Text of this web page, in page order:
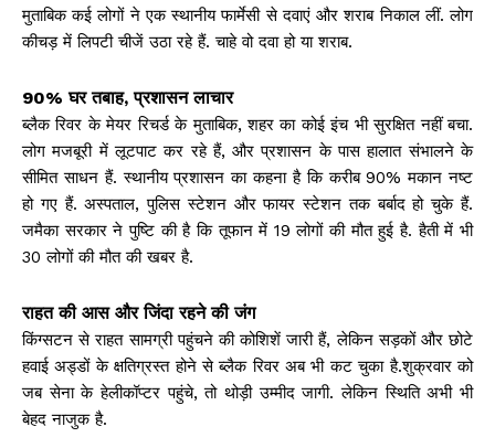
मुताबिक कई लोगों ने एक स्थानीय फार्मेसी से दवाएं और शराब निकाल लीं. लोग
कीचड़ में लिपटी चीजें उठा रहे हैं. चाहे वो दवा हो या शराब.
90% घर तबाह, प्रशासन लाचार
ब्लैक रिवर के मेयर रिचर्ड के मुताबिक, शहर का कोई इंच भी सुरक्षित नहीं बचा.
लोग मजबूरी में लूटपाट कर रहे हैं, और प्रशासन के पास हालात संभालने के
सीमित साधन हैं. स्थानीय प्रशासन का कहना है कि करीब 90% मकान नष्ट
हो गए हैं. अस्पताल, पुलिस स्टेशन और फायर स्टेशन तक बर्बाद हो चुके हैं.
जमैका सरकार ने पुष्टि की है कि तूफान में 19 लोगों की मौत हुई है. हैती में भी
30 लोगों की मौत की खबर है.
राहत की आस और जिंदा रहने की जंग
किंग्सटन से राहत सामग्री पहुंचने की कोशिशें जारी हैं, लेकिन सड़कों और छोटे
हवाई अड्डों के क्षतिग्रस्त होने से ब्लैक रिवर अब भी कट चुका है.शुक्रवार को
जब सेना के हेलीकॉप्टर पहुंचे, तो थोड़ी उम्मीद जागी. लेकिन स्थिति अभी भी
बेहद नाजुक है.